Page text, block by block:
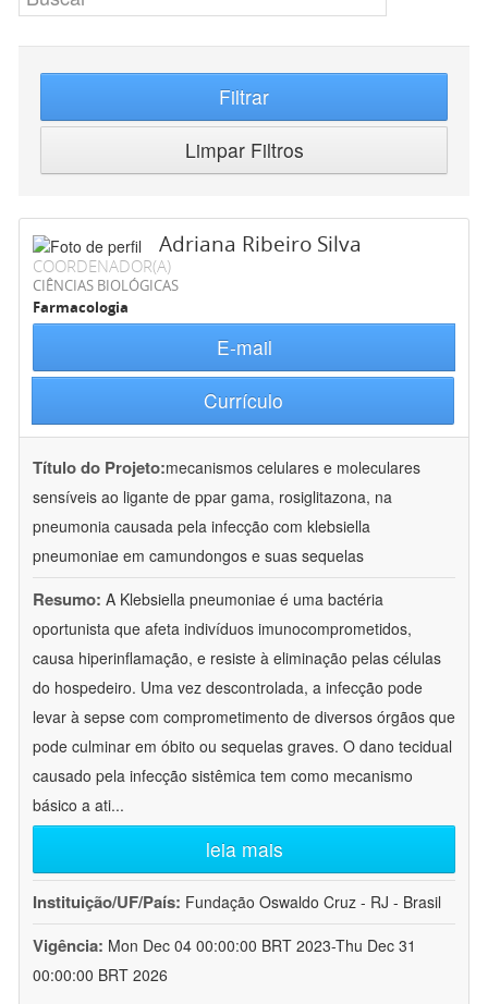
Filtrar
Limpar Filtros
Adriana Ribeiro Silva
COORDENADOR(A)
CIÊNCIAS BIOLÓGICAS
Farmacologia
E-mail
Currículo
Título do Projeto:mecanismos celulares e moleculares
sensíveis ao ligante de ppar gama, rosiglitazona, na
pneumonia causada pela infecção com klebsiella
pneumoniae em camundongos e suas sequelas
Resumo: A Klebsiella pneumoniae é uma bactéria
oportunista que afeta indivíduos imunocomprometidos,
causa hiperinflamação, e resiste à eliminação pelas células
do hospedeiro. Uma vez descontrolada, a infecção pode
levar à sepse com comprometimento de diversos órgãos que
pode culminar em óbito ou sequelas graves. O dano tecidual
causado pela infecção sistêmica tem como mecanismo
básico a ati...
leia mais
Instituição/UF/País: Fundação Oswaldo Cruz - RJ - Brasil
Vigência: Mon Dec 04 00:00:00 BRT 2023-Thu Dec 31
00:00:00 BRT 2026